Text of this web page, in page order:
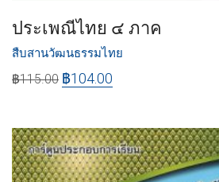
ประเพณีไทย ๔ ภาค
สืบสานวัฒนธรรมไทย
฿115.00 ฿104.00